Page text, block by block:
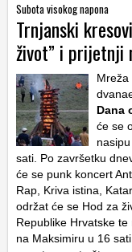
Subota visokog napona
Trnjanski
život” i prijetnji
Mreža
Dana
će se
sati. Po završetku
će se punk koncert
Rap, Kriva istina,
održat će se Hod za
Republike Hrvatske
na Maksimiru u 16